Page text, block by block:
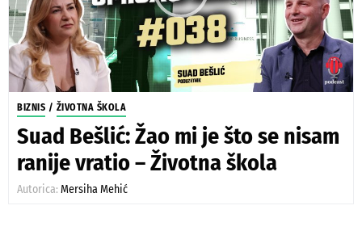
BIZNIS / ŽIVOTNA ŠKOLA
Suad Bešlić: Žao mi je što se nisam
ranije vratio – Životna škola
Autorica: Mersiha Mehić